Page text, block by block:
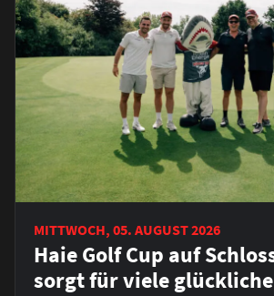
MITTWOCH, 05. AUGUST 2026
Haie Golf Cup auf
sorgt für viele